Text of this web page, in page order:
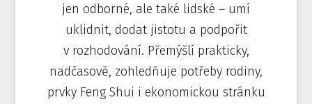
jen odborné, ale také lidské – umí
uklidnit, dodat jistotu a podpořit
v rozhodování. Přemýšlí prakticky,
nadčasově, zohledňuje potřeby rodiny,
prvky Feng Shui i ekonomickou stránku